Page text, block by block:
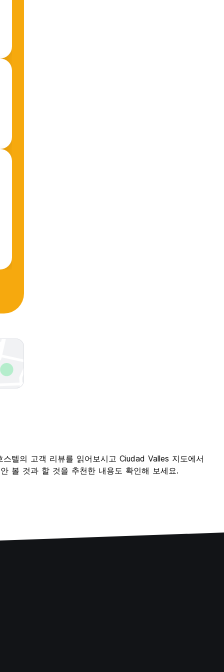
텔의 고객 리뷰를 읽어보시고 Ciudad Valles 지도에서
볼 것과 할 것을 추천한 내용도 확인해 보세요.